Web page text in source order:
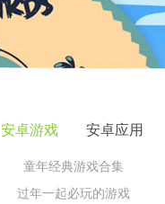
安卓游戏 安卓应用
童年经典游戏合集
过年一起必玩的游戏